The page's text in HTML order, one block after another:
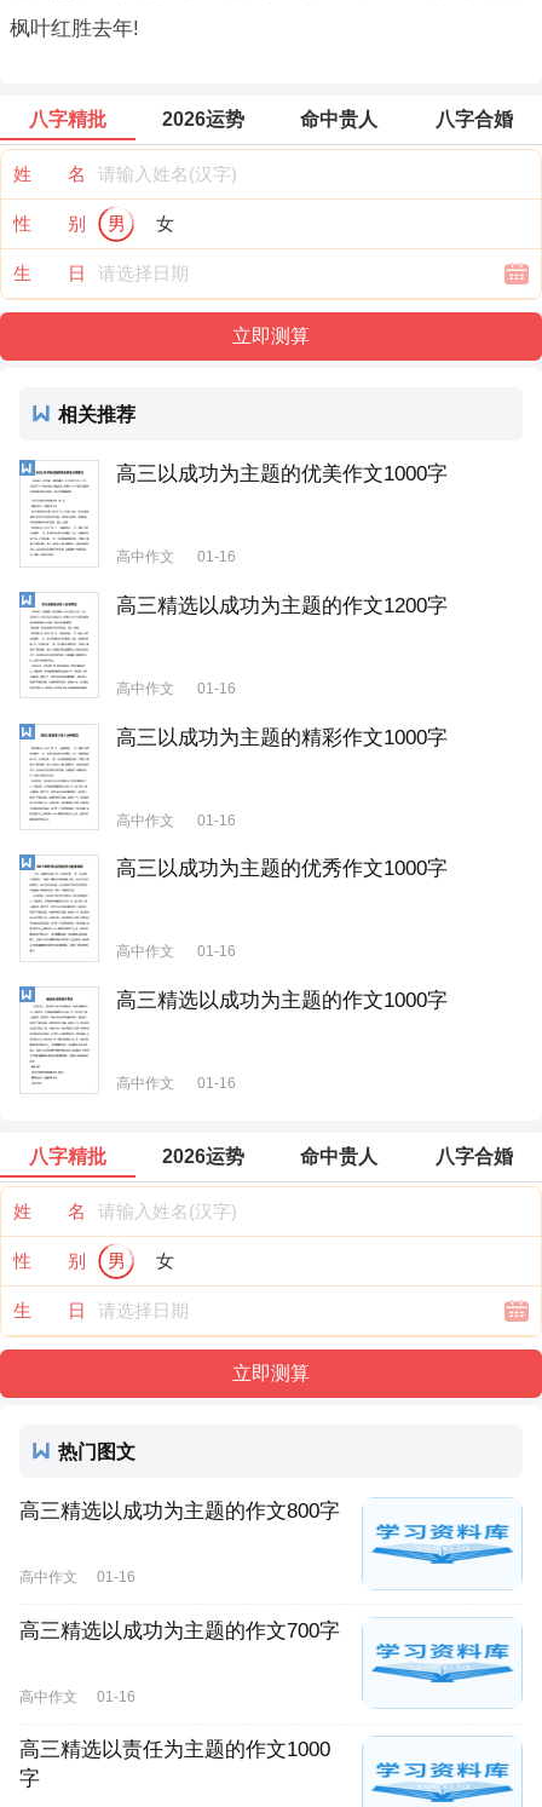
枫叶红胜去年!
八字精批 2026运势 命中贵人 八字合婚
姓 名
性 别 男 女
生 日
相关推荐
高三以成功为主题的优美作文1000字
高中作文 01-16
高三精选以成功为主题的作文1200字
高中作文 01-16
高三以成功为主题的精彩作文1000字
高中作文 01-16
高三以成功为主题的优秀作文1000字
高中作文 01-16
高三精选以成功为主题的作文1000字
高中作文 01-16
八字精批 2026运势 命中贵人 八字合婚
姓 名
性 别 男 女
生 日
热门图文
高三精选以成功为主题的作文800字
高中作文 01-16
高三精选以成功为主题的作文700字
高中作文 01-16
高三精选以责任为主题的作文1000
字